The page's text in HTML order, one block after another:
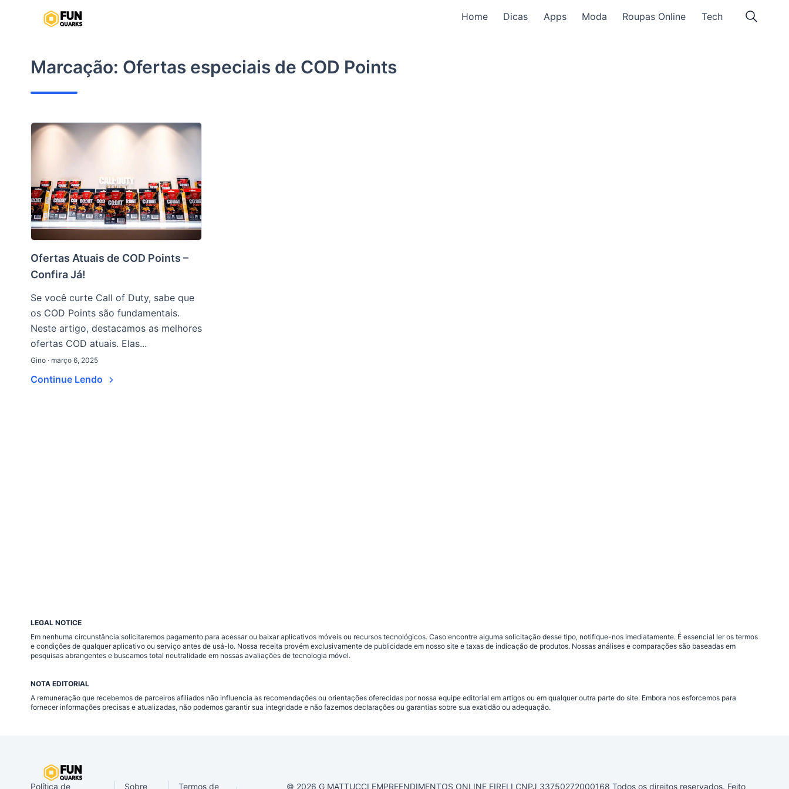
conteúdo
Home Dicas Apps Moda Roupas Online Tech
Marcação: Ofertas especiais de COD Points
Ofertas Atuais de COD Points –
Confira Já!
Se você curte Call of Duty, sabe que
os COD Points são fundamentais.
Neste artigo, destacamos as melhores
ofertas COD atuais. Elas...
Gino · março 6, 2025
Continue Lendo
LEGAL NOTICE
Em nenhuma circunstância solicitaremos pagamento para acessar ou baixar aplicativos móveis ou recursos tecnológicos. Caso encontre alguma solicitação desse tipo, notifique-nos imediatamente. É essencial ler os termos
e condições de qualquer aplicativo ou serviço antes de usá-lo. Nossa receita provém exclusivamente de publicidade em nosso site e taxas de indicação de produtos. Nossas análises e comparações são baseadas em
pesquisas abrangentes e buscamos total neutralidade em nossas avaliações de tecnologia móvel.
NOTA EDITORIAL
A remuneração que recebemos de parceiros afiliados não influencia as recomendações ou orientações oferecidas por nossa equipe editorial em artigos ou em qualquer outra parte do site. Embora nos esforcemos para
fornecer informações precisas e atualizadas, não podemos garantir sua integridade e não fazemos declarações ou garantias sobre sua exatidão ou adequação.
Política de Sobre Termos de © 2026 G MATTUCCI EMPREENDIMENTOS ONLINE EIRELI CNPJ 33750272000168 Todos os direitos reservados. Feito